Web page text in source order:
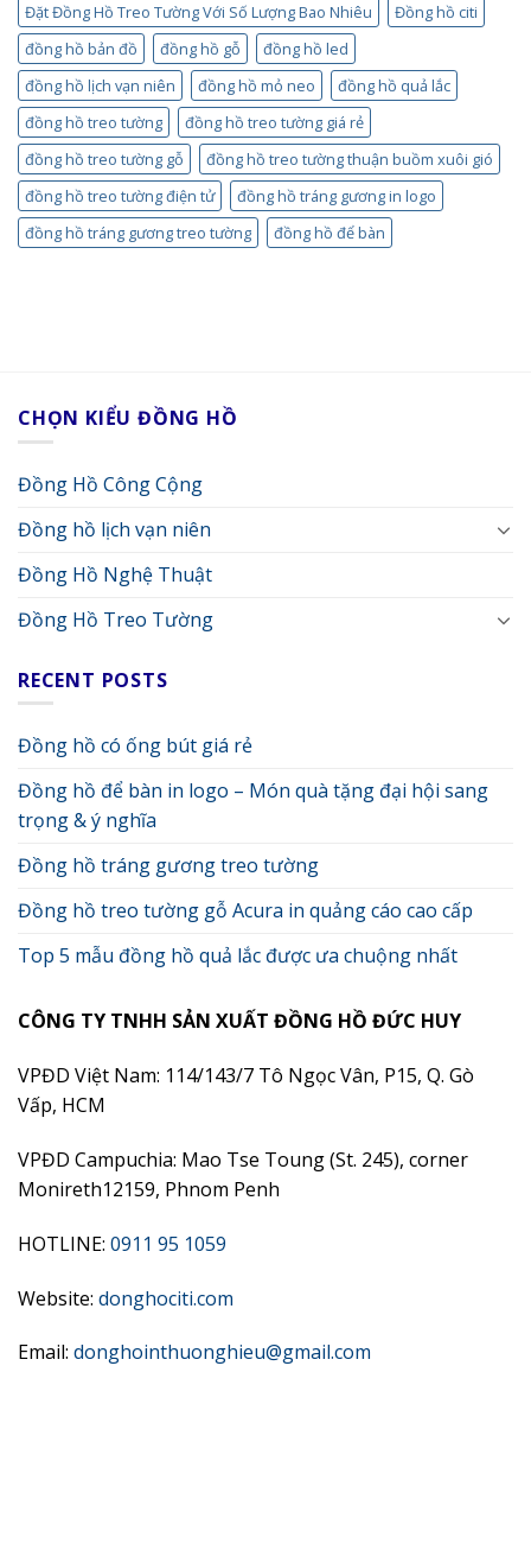
Đặt Đồng Hồ Treo Tường Với Số Lượng Bao Nhiêu
Đồng hồ citi
đồng hồ bản đồ
đồng hồ gỗ
đồng hồ led
đồng hồ lịch vạn niên
đồng hồ mỏ neo
đồng hồ quả lắc
đồng hồ treo tường
đồng hồ treo tường giá rẻ
đồng hồ treo tường gỗ
đồng hồ treo tường thuận buồm xuôi gió
đồng hồ treo tường điện tử
đồng hồ tráng gương in logo
đồng hồ tráng gương treo tường
đồng hồ để bàn
CHỌN KIỂU ĐỒNG HỒ
Đồng Hồ Công Cộng
Đồng hồ lịch vạn niên
Đồng Hồ Nghệ Thuật
Đồng Hồ Treo Tường
RECENT POSTS
Đồng hồ có ống bút giá rẻ
Đồng hồ để bàn in logo – Món quà tặng đại hội sang
trọng & ý nghĩa
Đồng hồ tráng gương treo tường
Đồng hồ treo tường gỗ Acura in quảng cáo cao cấp
Top 5 mẫu đồng hồ quả lắc được ưa chuộng nhất
CÔNG TY TNHH SẢN XUẤT ĐỒNG HỒ ĐỨC HUY
VPĐD Việt Nam: 114/143/7 Tô Ngọc Vân, P15, Q. Gò
Vấp, HCM
VPĐD Campuchia: Mao Tse Toung (St. 245), corner
Monireth12159, Phnom Penh
HOTLINE: 0911 95 1059
Website: donghociti.com
Email: donghointhuonghieu@gmail.com